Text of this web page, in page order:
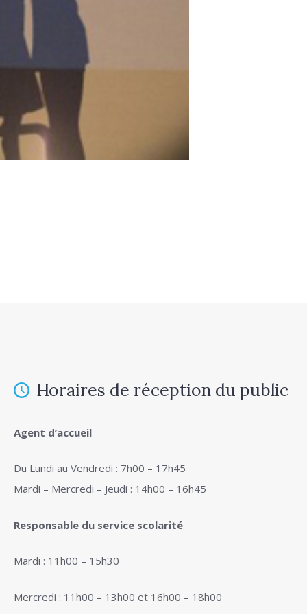
Horaires de réception du public
Agent d’accueil
Du Lundi au Vendredi : 7h00 – 17h45
Mardi – Mercredi – Jeudi : 14h00 – 16h45
Responsable du service scolarité
Mardi : 11h00 – 15h30
Mercredi : 11h00 – 13h00 et 16h00 – 18h00